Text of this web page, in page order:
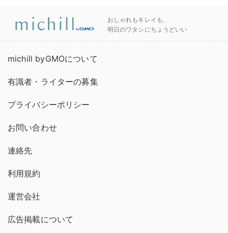
おしゃれもキレイも、
明日のワタシにちょうどいい
michill byGMOについて
有識者・ライターの募集
プライバシーポリシー
お問い合わせ
連絡先
利用規約
運営会社
広告掲載について